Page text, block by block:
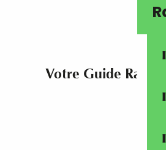
Votre Guide Rando